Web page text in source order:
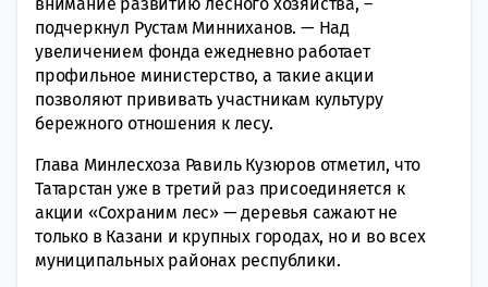
подчеркнул Рустам Минниханов. — Над
увеличением фонда ежедневно работает
профильное министерство, а такие акции
позволяют прививать участникам культуру
бережного отношения к лесу.
Глава Минлесхоза Равиль Кузюров отметил, что
Татарстан уже в третий раз присоединяется к
акции «Сохраним лес» — деревья сажают не
только в Казани и крупных городах, но и во всех
муниципальных районах республики.